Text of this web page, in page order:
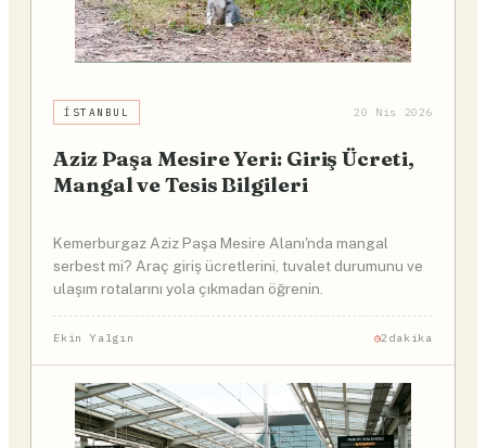
İSTANBUL 20 Nis 2026
Aziz Paşa Mesire Yeri: Giriş Ücreti,
Mangal ve Tesis Bilgileri
Kemerburgaz Aziz Paşa Mesire Alanı'nda mangal
serbest mi? Araç giriş ücretlerini, tuvalet durumunu ve
ulaşım rotalarını yola çıkmadan öğrenin.
Ekin Yalgın 2dakika